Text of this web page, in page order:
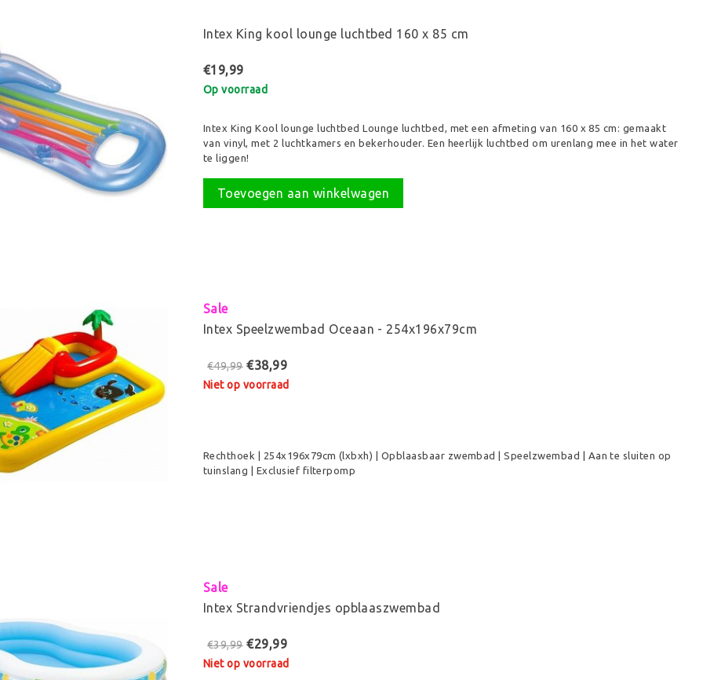
Intex King kool lounge luchtbed 160 x 85 cm
€19,99
Op voorraad
Intex King Kool lounge luchtbed Lounge luchtbed, met een afmeting van 160 x 85 cm: gemaakt
van vinyl, met 2 luchtkamers en bekerhouder. Een heerlijk luchtbed om urenlang mee in het water
te liggen!
Toevoegen aan winkelwagen
Sale
Intex Speelzwembad Oceaan - 254x196x79cm
€49,99 €38,99
Niet op voorraad
Rechthoek | 254x196x79cm (lxbxh) | Opblaasbaar zwembad | Speelzwembad | Aan te sluiten op
tuinslang | Exclusief filterpomp
Sale
Intex Strandvriendjes opblaaszwembad
€39,99 €29,99
Niet op voorraad